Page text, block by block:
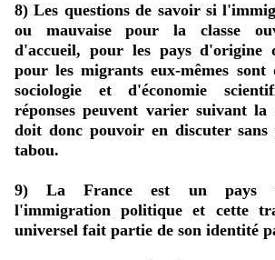
8) Les questions de savoir si
ou mauvaise pour la classe
d'accueil, pour les pays d'origine
pour les migrants eux-mêmes sont
sociologie et d'économie
réponses peuvent varier suivant
doit donc pouvoir en discuter sans
tabou.
9) La France est un pays
l'immigration politique et cette
universel fait partie de son identité